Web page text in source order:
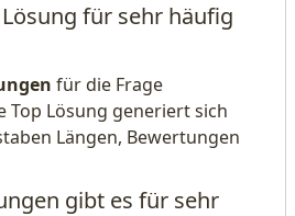
für sehr häufig
für die Frage
Top Lösung generiert sich
Längen, Bewertungen
gibt es für sehr